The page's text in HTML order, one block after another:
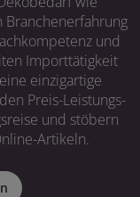
Branchenerfahrung
und
Importtätigkeit
einzigartige
Preis-Leistungs-
und stöbern
Artikeln.